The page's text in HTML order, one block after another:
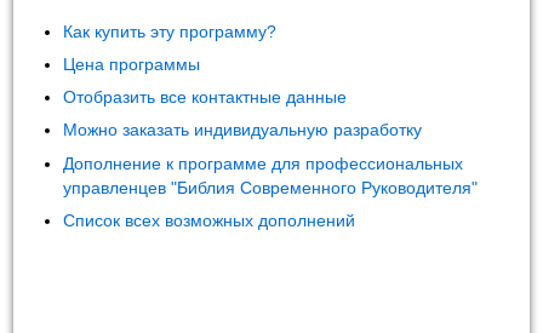
Как купить эту программу?
Цена программы
Отобразить все контактные данные
Можно заказать индивидуальную разработку
Дополнение к программе для профессиональных
управленцев "Библия Современного Руководителя"
Список всех возможных дополнений